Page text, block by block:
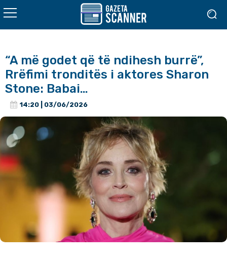
“A më godet që të ndihesh burrë”,
Rrëfimi tronditës i aktores Sharon
Stone: Babai…
14:20 | 03/06/2026